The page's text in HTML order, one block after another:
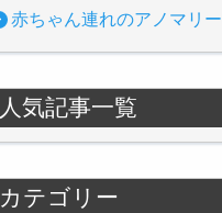
赤ちゃん連れのアノマリー
人気記事一覧
カテゴリー